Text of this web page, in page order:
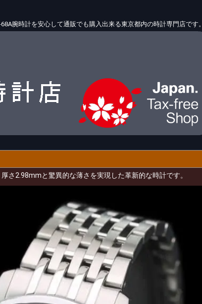
68A腕時計を安心して通販でも購入出来る東京都内の時計専門店です。
さ2.98mmと驚異的な薄さを実現した革新的な時計です。